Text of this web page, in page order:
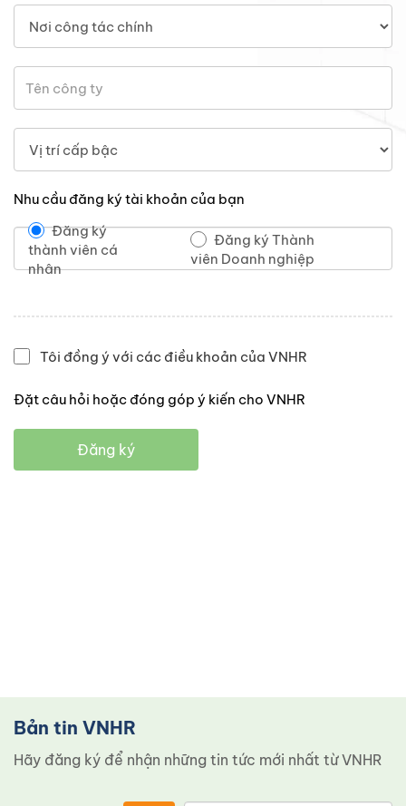
Nhu cầu đăng ký tài khoản của bạn
Đăng ký
thành viên cá
nhân
Đăng ký Thành
viên Doanh nghiệp
Tôi đồng ý với các điều khoản của VNHR
Đặt câu hỏi hoặc đóng góp ý kiến cho VNHR
Đăng ký
Bản tin VNHR
Hãy đăng ký để nhận những tin tức mới nhất từ ​​VNHR